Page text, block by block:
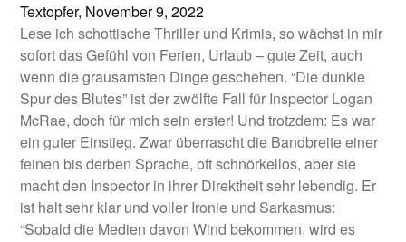
Textopfer, November 9, 2022
Lese ich schottische Thriller und Krimis, so wächst in mir
sofort das Gefühl von Ferien, Urlaub – gute Zeit, auch
wenn die grausamsten Dinge geschehen. “Die dunkle
Spur des Blutes” ist der zwölfte Fall für Inspector Logan
McRae, doch für mich sein erster! Und trotzdem: Es war
ein guter Einstieg. Zwar überrascht die Bandbreite einer
feinen bis derben Sprache, oft schnörkellos, aber sie
macht den Inspector in ihrer Direktheit sehr lebendig. Er
ist halt sehr klar und voller Ironie und Sarkasmus:
“Sobald die Medien davon Wind bekommen, wird es